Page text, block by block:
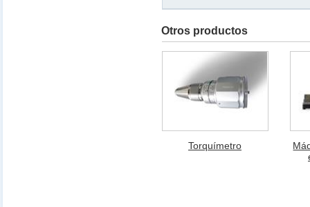
Otros productos
Torquímetro